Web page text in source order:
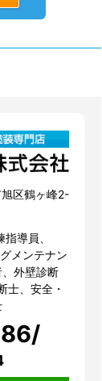
区鶴ヶ峰2-
導員、
メンテナン
外壁診断
士、安全・